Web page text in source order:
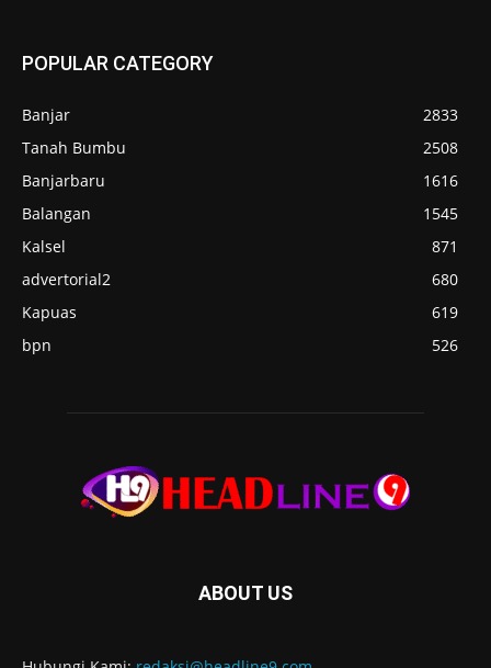
POPULAR CATEGORY
Banjar
2833
Tanah Bumbu
2508
Banjarbaru
1616
Balangan
1545
Kalsel
871
advertorial2
680
Kapuas
619
bpn
526
ABOUT US